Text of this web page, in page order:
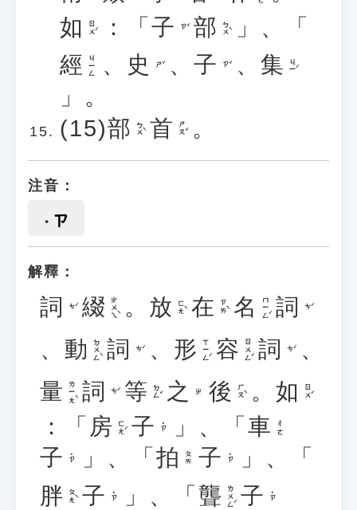
如 ㄖㄨˊ ：「 子 ㄗˇ 部 ㄅㄨˋ
」、「
經 ㄐㄧㄥ 、 史 ㄕˇ 、 子 ㄗˇ 、 集 ㄐㄧˊ
」。
(15)部 ㄅㄨˋ 首 ㄕㄡˇ 。
注音：
ㄗ
解釋：
詞 ㄘˊ 綴 ㄓㄨㄟˋ 。 放 ㄈㄤˋ 在 ㄗㄞˋ 名 ㄇㄧㄥˊ 詞 ㄘˊ
、 動 ㄉㄨㄥˋ 詞 ㄘˊ 、 形 ㄒㄧㄥˊ 容 ㄖㄨㄥˊ 詞 ㄘˊ
、
量 ㄌㄧㄤˋ 詞 ㄘˊ 等 ㄉㄥˇ 之 ㄓ 後 ㄏㄡˋ 。 如 ㄖㄨˊ
：「 房 ㄈㄤˊ 子 ˙ㄗ 」、「 車 ㄔㄜ
子 ˙ㄗ 」、「 拍 ㄆㄞ 子 ˙ㄗ
」、「
胖 ㄆㄤˋ 子 ˙ㄗ 」、「 聾 ㄌㄨㄥˊ 子 ˙ㄗ